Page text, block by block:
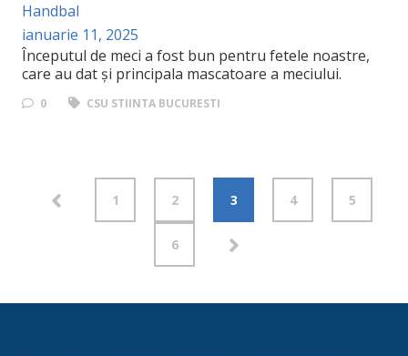
Handbal
ianuarie 11, 2025
Începutul de meci a fost bun pentru fetele noastre,
care au dat și principala mascatoare a meciului.
0 CSU STIINTA BUCURESTI
1 2 3 4 5
6